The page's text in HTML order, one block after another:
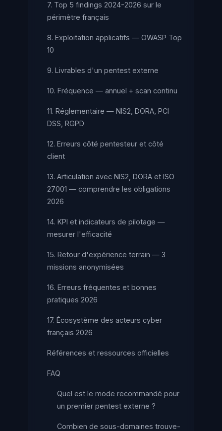
7. Top 5 findings 2024-2026 sur le
périmètre français
8. Exploitation applicatifs — OWASP Top
10
9. Livrables d'un pentest externe
10. Fréquence — annuel + scan continu
11. Réglementaire — NIS2, DORA, PCI
DSS, RGPD
12. Erreurs côté pentesteur et côté
client
13. Articulation avec NIS2, DORA et ISO
27001 — comprendre les obligations
2026
14. KPI et indicateurs de pilotage —
mesurer l'efficacité
15. Retour d'expérience terrain — 3
missions anonymisées
16. Erreurs fréquentes et bonnes
pratiques 2026
17. Écosystème des acteurs cyber
français 2026
Références et ressources officielles
FAQ
Quel est le mode recommandé pour
un premier pentest externe ?
Combien de sous-domaines trouve-